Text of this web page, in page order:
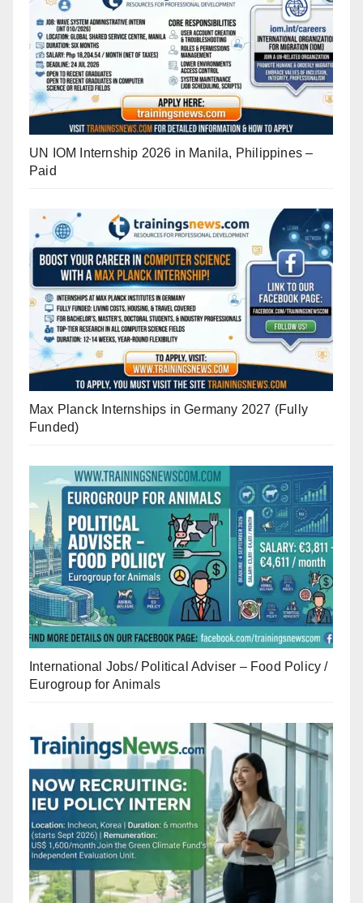
UN IOM Internship 2026 in Manila, Philippines –
Paid
Max Planck Internships in Germany 2027 (Fully
Funded)
International Jobs/ Political Adviser – Food Policy /
Eurogroup for Animals